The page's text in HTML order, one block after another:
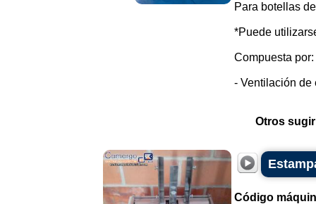
Para botellas
*Puede
Compuesta por:
- Ventilación de
Otros
Código